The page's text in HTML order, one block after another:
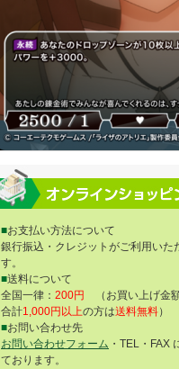
■お支払い方法について
銀行振込・クレジットがご利用いた
す。
■送料について
全国一律： 200円
（お買い上げ金
合計1,000円以上の方は送料無料）
■お問い合わせ先
お問い合わせフォーム ・TEL・FAX
ております。